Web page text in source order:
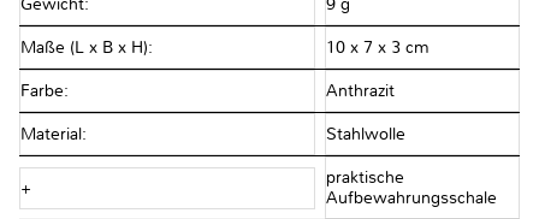
Gewicht: 9 g
Maße (L x B x H): 10 x 7 x 3 cm
Farbe: Anthrazit
Material: Stahlwolle
+
praktische
Aufbewahrungsschale